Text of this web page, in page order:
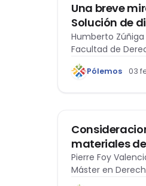
Una breve
Solución de
Comercio
Humberto
Facultad de
Pacífico…
Pólemos 03
materiales
protección
consumidor
Pierre Foy
Máster en